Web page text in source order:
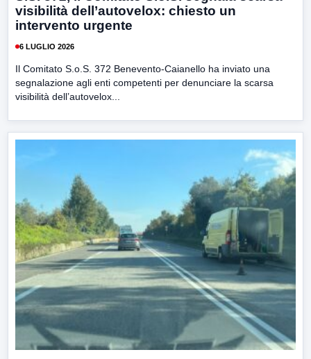
visibilità dell’autovelox: chiesto un
intervento urgente
6 LUGLIO 2026
Il Comitato S.o.S. 372 Benevento-Caianello ha inviato una
segnalazione agli enti competenti per denunciare la scarsa
visibilità dell’autovelox...